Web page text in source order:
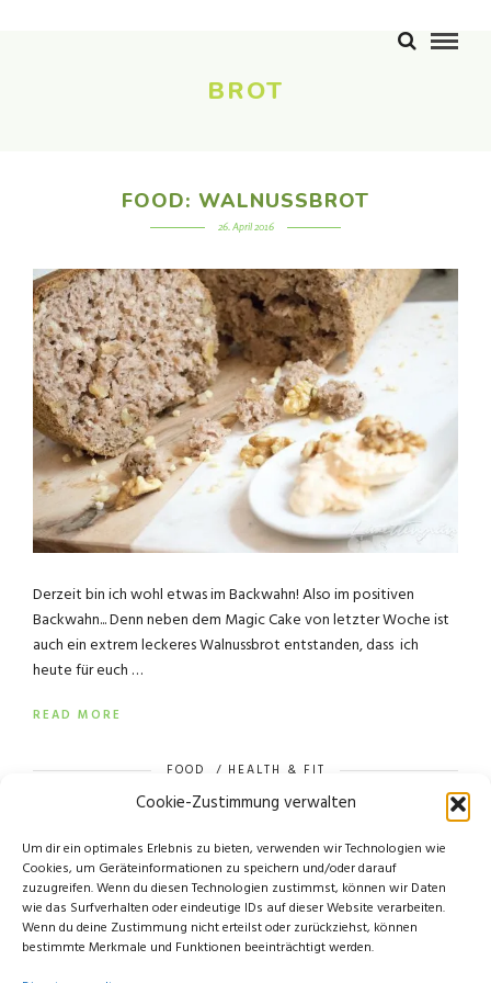
Cookie-Zustimmung verwalten
Um dir ein optimales Erlebnis zu bieten, verwenden wir Technologien wie
Cookies, um Geräteinformationen zu speichern und/oder darauf
zuzugreifen. Wenn du diesen Technologien zustimmst, können wir Daten
wie das Surfverhalten oder eindeutige IDs auf dieser Website verarbeiten.
Wenn du deine Zustimmung nicht erteilst oder zurückziehst, können
bestimmte Merkmale und Funktionen beeinträchtigt werden.
BROT
FOOD: WALNUSSBROT
26. April 2016
Derzeit bin ich wohl etwas im Backwahn! Also im positiven
Backwahn... Denn neben dem Magic Cake von letzter Woche ist
auch ein extrem leckeres Walnussbrot entstanden, dass ich
heute für euch …
READ MORE
FOOD / HEALTH & FIT